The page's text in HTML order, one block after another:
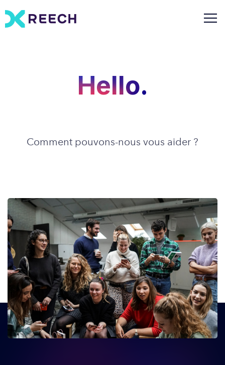
Hello.
Comment pouvons-nous vous aider ?